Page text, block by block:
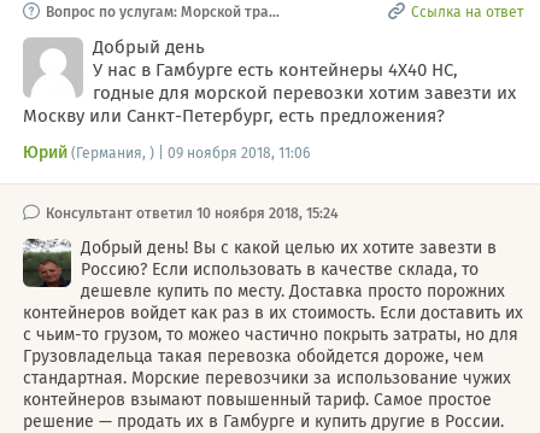
Вопрос по услугам: Морской транс
я и брокеры
Ссылка на ответ
Добрый день
У нас в Гамбурге есть контейнеры 4Х40 HC,
годные для морской перевозки хотим завезти их
Москву или Санкт-Петербург, есть предложения?
Юрий (Германия, ) | 09 ноября 2018, 11:06
Консультант ответил 10 ноября 2018, 15:24
Добрый день! Вы с какой целью их хотите завезти в
Россию? Если использовать в качестве склада, то
дешевле купить по месту. Доставка просто порожних
контейнеров войдет как раз в их стоимость. Если доставить их
с чьим-то грузом, то можео частично покрыть затраты, но для
Грузовладельца такая перевозка обойдется дороже, чем
стандартная. Морские перевозчики за использование чужих
контейнеров взымают повышенный тариф. Самое простое
решение — продать их в Гамбурге и купить другие в России.